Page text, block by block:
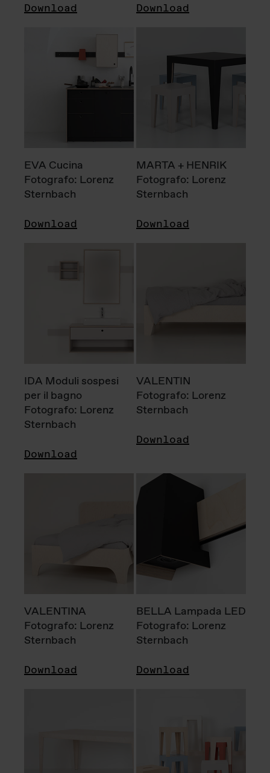
Download Download
EVA Cucina
Fotografo: Lorenz
Sternbach
Download
MARTA + HENRIK
Fotografo: Lorenz
Sternbach
Download
IDA Moduli sospesi
per il bagno
Fotografo: Lorenz
Sternbach
Download
VALENTIN
Fotografo: Lorenz
Sternbach
Download
VALENTINA
Fotografo: Lorenz
Sternbach
Download
BELLA Lampada LED
Fotografo: Lorenz
Sternbach
Download